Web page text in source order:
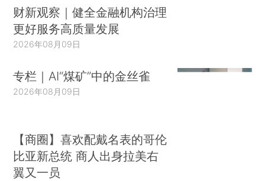
财新观察｜健全金融机构治理
更好服务高质量发展
2026年08月09日
专栏｜AI“煤矿”中的金丝雀
2026年08月09日
【商圈】喜欢配戴名表的哥伦
比亚新总统 商人出身拉美右
翼又一员